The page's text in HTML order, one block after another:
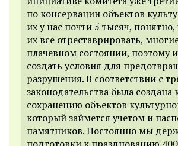
по консервации объектов
их у нас почти 5 тысяч,
их все отреставрировать,
плачевном состоянии, поэтому
создать условия для
разрушения. В соответствии с
законодательства была создана
сохранению объектов
который займется учетом и
памятников. Постоянно мы